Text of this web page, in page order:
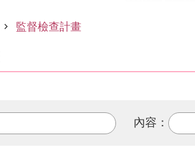
監督檢查計畫
內容：